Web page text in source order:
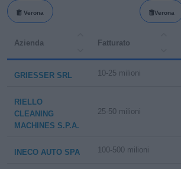
Verona Verona
Azienda Fatturato
GRIESSER SRL 10-25 milioni
RIELLO
CLEANING
MACHINES S.P.A.
25-50 milioni
INECO AUTO SPA 100-500 milioni